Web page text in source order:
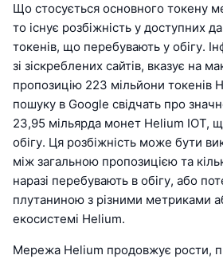
Що стосується основного токену
то існує розбіжність у доступних
токенів, що перебувають у обігу.
зі зіскреблених сайтів, вказує на
пропозицію 223 мільйони токенів
пошуку в Google свідчать про
23,95 мільярда монет Helium IOT,
обігу. Ця розбіжність може бути
між загальною пропозицією та
наразі перебувають в обігу, або
плутаниною з різними метриками
екосистемі Helium.
Мережа Helium продовжує рости,